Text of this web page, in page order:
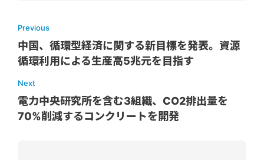
Previous
中国、循環型経済に関する新目標を発表。資源
循環利用による生産高5兆元を目指す
Next
電力中央研究所を含む3組織、CO2排出量を
70%削減するコンクリートを開発